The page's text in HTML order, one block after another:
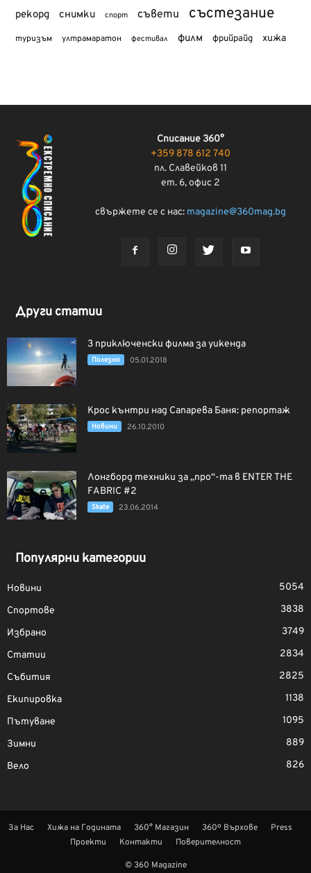
рекорд снимки спорт съвети състезание
туризъм ултрамаратон фестивал филм фрийрайд хижа
Списание 360°
+359 878 612 740
пл. Славейков 11
ет. 6, офис 2
свържете се с нас: magazine@360mag.bg
Други статии
3 приключенски филма за уикенда
Полезно 05.01.2018
Крос кънтри над Сапарева Баня: репортаж
Новини 26.10.2010
Лонгборд техники за „про“-та в ENTER THE
FABRIC #2
Skate 23.06.2014
Популярни категории
Новини
5054
Спортове
3838
Избрано
3749
Статии
2834
Събития
2825
Екипировка
1138
Пътуване
1095
Зимни
889
Вело
826
За Нас Хижа на Годината 360° Магазин 360º Върхове
Press
Проекти
Контакти Поверителност
© 360 Magazine